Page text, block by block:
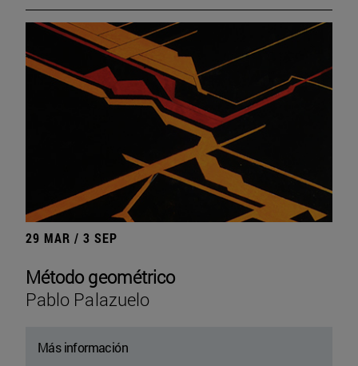
29 MAR / 3 SEP
Método geométrico
Pablo Palazuelo
Más información